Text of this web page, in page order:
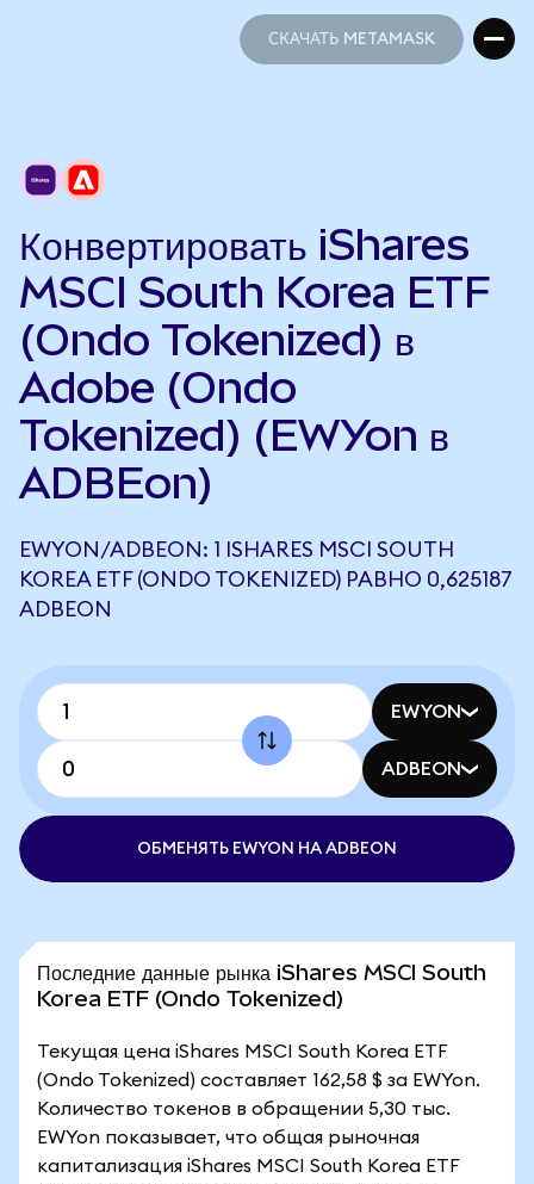
СКАЧАТЬ METAMASK
Конвертировать iShares
MSCI South Korea ETF
(Ondo Tokenized) в
Adobe (Ondo
Tokenized) (EWYon в
ADBEon)
EWYON/ADBEON: 1 ISHARES MSCI SOUTH
KOREA ETF (ONDO TOKENIZED) РАВНО 0,625187
ADBEON
EWYON
ADBEON
ОБМЕНЯТЬ EWYON НА ADBEON
Последние данные рынка iShares MSCI South
Korea ETF (Ondo Tokenized)
Текущая цена iShares MSCI South Korea ETF
(Ondo Tokenized) составляет 162,58 $ за EWYon.
Количество токенов в обращении 5,30 тыс.
EWYon показывает, что общая рыночная
капитализация iShares MSCI South Korea ETF